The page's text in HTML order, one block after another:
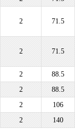
2 71.5
2 71.5
2
88.5
2
88.5
2
106
2
140